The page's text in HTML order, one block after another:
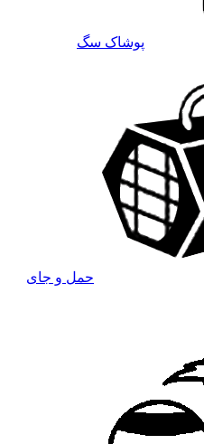
پوشاک سگ
حمل و جای